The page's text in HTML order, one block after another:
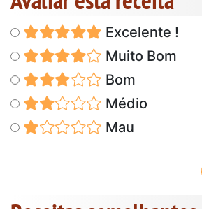
Excelente !
Muito Bom
Bom
Médio
Mau